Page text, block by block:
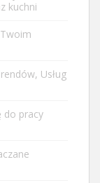
kuchni
Usług
do pracy